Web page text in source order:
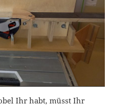
Ihr habt, müsst Ihr